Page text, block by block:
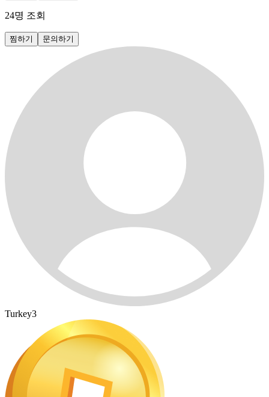
24명 조회
찜하기 문의하기
Turkey3